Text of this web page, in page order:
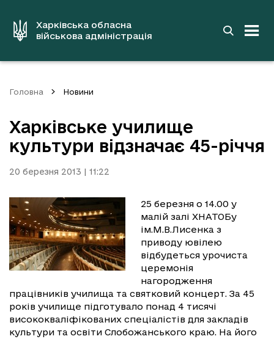
вмістуХарківська обласна
військова адміністрація
Головна Новини
Харківське училище
культури відзначає 45-річчя
20 березня 2013 | 11:22
25 березня о 14.00 у
малій залі ХНАТОБу
ім.М.В.Лисенка з
приводу ювілею
відбудеться урочиста
церемонія
нагородження
працівників училища та святковий концерт. За 45
років училище підготувало понад 4 тисячі
висококваліфікованих спеціалістів для закладів
культури та освіти Слобожанського краю. На його